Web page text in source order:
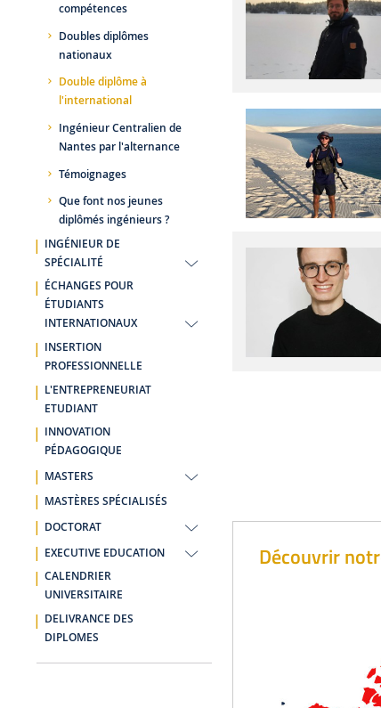
compétences
Doubles diplômes
nationaux
Double diplôme à
l'international
Ingénieur Centralien de
Nantes par l'alternance
Témoignages
Que font nos jeunes
diplômés ingénieurs ?
INGÉNIEUR DE
SPÉCIALITÉ
ÉCHANGES POUR
ÉTUDIANTS
INTERNATIONAUX
INSERTION
PROFESSIONNELLE
L'ENTREPRENEURIAT
ETUDIANT
INNOVATION
PÉDAGOGIQUE
MASTERS
MASTÈRES SPÉCIALISÉS
DOCTORAT
EXECUTIVE EDUCATION
CALENDRIER
UNIVERSITAIRE
DELIVRANCE DES
DIPLOMES
Découvrir